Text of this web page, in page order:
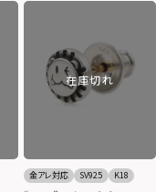
在庫切れ
金アレ対応 SV925 K18